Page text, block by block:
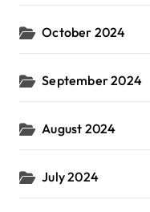
October 2024
September 2024
August 2024
July 2024